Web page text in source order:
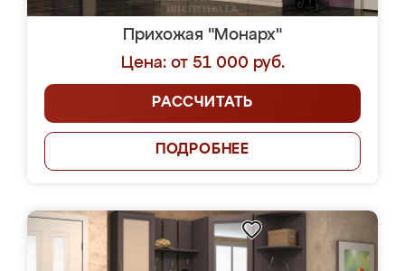
Прихожая "Монарх"
Цена: от 51 000 руб.
РАССЧИТАТЬ
ПОДРОБНЕЕ